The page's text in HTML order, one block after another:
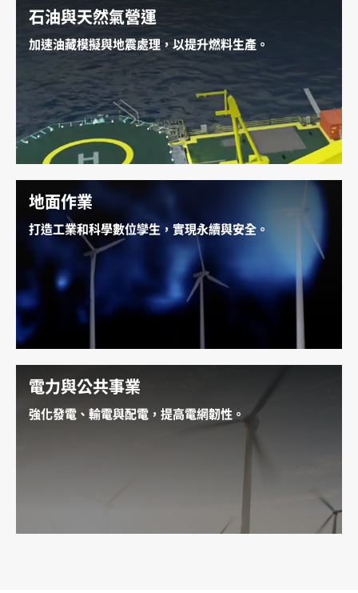
石油與天然氣營運
加速油藏模擬與地震處理，以提升燃料生產。
瞭解 AI 如何加速油藏模擬與地震資料處理、強化管線監
測，以及保護工作者的健康與安全，同時減少排放，降
低對環境的影響。
探索石油與天然氣營運
地面作業
打造工業和科學數位孿生，實現永續與安全。
瞭解 AI 如何用於開發符合物理定律的工業
、擴
大再生能源發電規模、模擬氣候與天氣、加速計算流體
動力學 (CFD) 工作負載，以及將工業現場效率最佳化。
探索地面解決方案
電力與公共事業
強化發電、輸電與配電，提高電網韌性。
探索軟體定義智慧電網的未來發展，包括電網基礎設施